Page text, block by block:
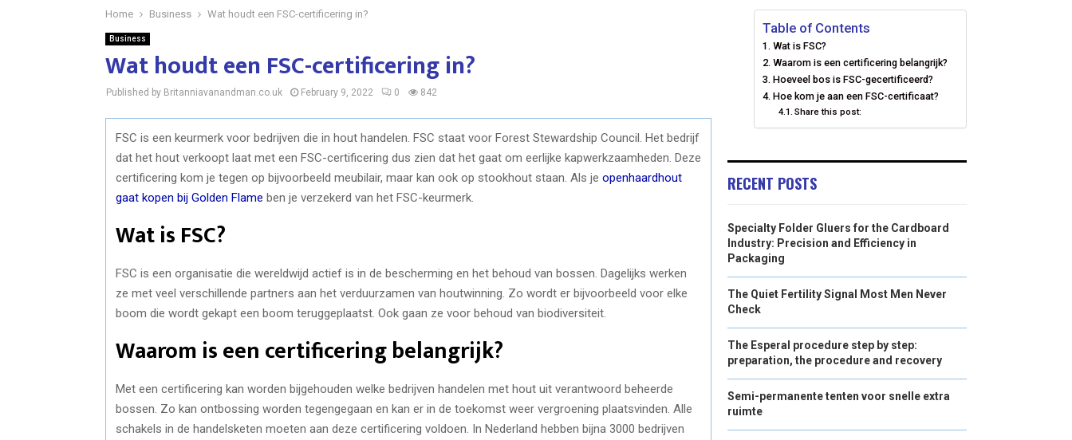
Home Business Wat houdt een FSC-certificering in?
Business
Wat houdt een FSC-certificering in?
Published by Britanniavanandman.co.uk February 9, 2022 0 842
FSC is een keurmerk voor bedrijven die in hout handelen. FSC staat voor Forest Stewardship Council. Het bedrijf
dat het hout verkoopt laat met een FSC-certificering dus zien dat het gaat om eerlijke kapwerkzaamheden. Deze
certificering kom je tegen op bijvoorbeeld meubilair, maar kan ook op stookhout staan. Als je openhaardhout
gaat kopen bij Golden Flame ben je verzekerd van het FSC-keurmerk.
Wat is FSC?
FSC is een organisatie die wereldwijd actief is in de bescherming en het behoud van bossen. Dagelijks werken
ze met veel verschillende partners aan het verduurzamen van houtwinning. Zo wordt er bijvoorbeeld voor elke
boom die wordt gekapt een boom teruggeplaatst. Ook gaan ze voor behoud van biodiversiteit.
Waarom is een certificering belangrijk?
Met een certificering kan worden bijgehouden welke bedrijven handelen met hout uit verantwoord beheerde
bossen. Zo kan ontbossing worden tegengegaan en kan er in de toekomst weer vergroening plaatsvinden. Alle
schakels in de handelsketen moeten aan deze certificering voldoen. In Nederland hebben bijna 3000 bedrijven
Table of Contents
Wat is FSC?
Waarom is een certificering belangrijk?
Hoeveel bos is FSC-gecertificeerd?
Hoe kom je aan een FSC-certificaat?
Share this post:
RECENT POSTS
Specialty Folder Gluers for the Cardboard
Industry: Precision and Efficiency in
Packaging
The Quiet Fertility Signal Most Men Never
Check
The Esperal procedure step by step:
preparation, the procedure and recovery
Semi-permanente tenten voor snelle extra
ruimte